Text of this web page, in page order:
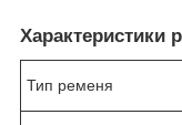
Характеристики
Тип ременя